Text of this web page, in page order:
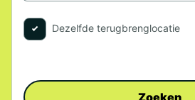
Dezelfde terugbrenglocatie
Zoeken